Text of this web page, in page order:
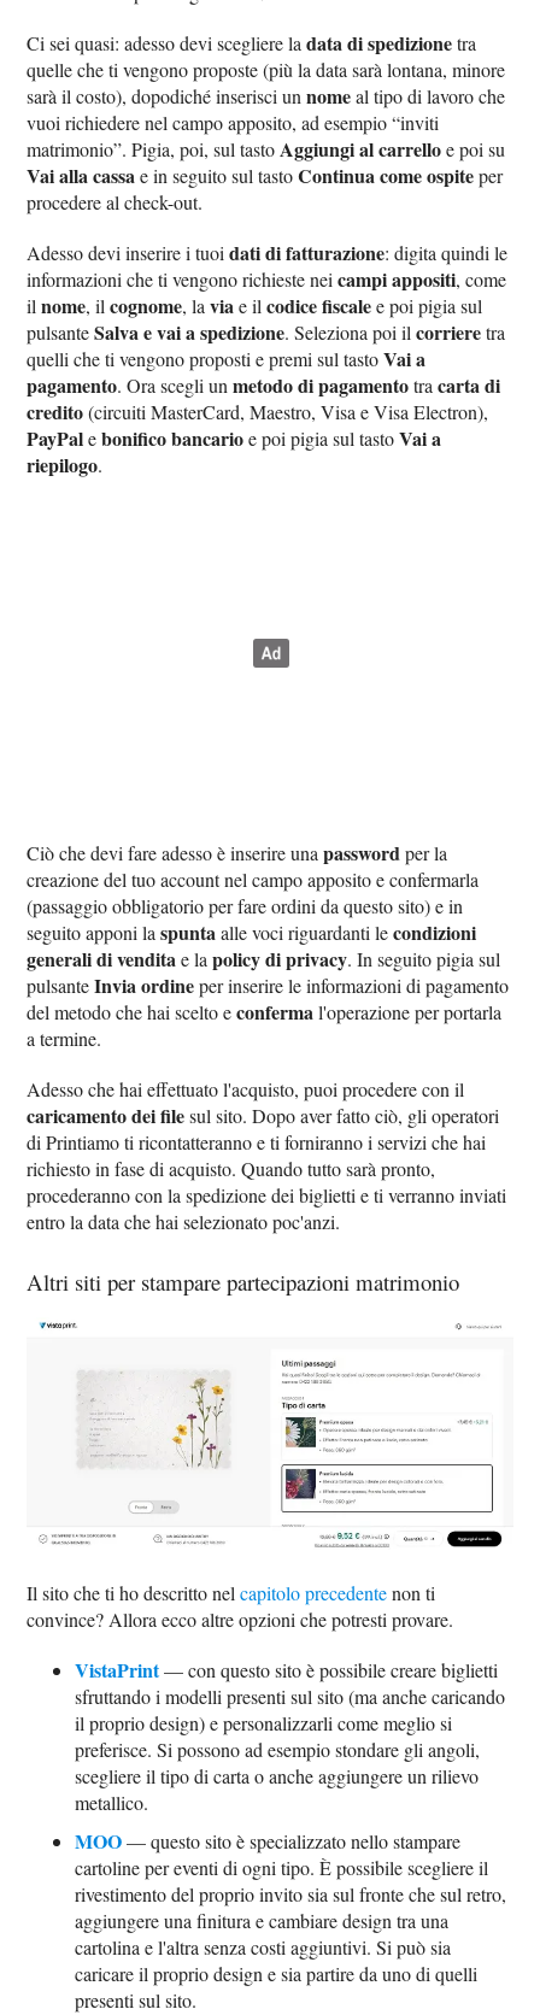
Ci sei quasi: adesso devi scegliere ladata di spedizionetra
quelle che ti vengono proposte (più la data sarà lontana, minore
sarà il costo), dopodiché inserisci unnomeal tipo di lavoro che
vuoi richiedere nel campo apposito, ad esempio “inviti
matrimonio”. Pigia, poi, sul tastoAggiungi al carrelloe poi su
Vai alla cassae in seguito sul tastoContinua come ospiteper
procedere al check-out.
Adesso devi inserire i tuoidati di fatturazione: digita quindi le
informazioni che ti vengono richieste neicampi appositi, come
ilnome, ilcognome, laviae ilcodice fiscalee poi pigia sul
pulsanteSalva e vai a spedizione. Seleziona poi ilcorrieretra
quelli che ti vengono proposti e premi sul tastoVai a
pagamento. Ora scegli unmetodo di pagamentotracarta di
credito(circuiti MasterCard, Maestro, Visa e Visa Electron),
PayPalebonifico bancarioe poi pigia sul tastoVai a
riepilogo.
Ciò che devi fare adesso è inserire unapasswordper la
creazione del tuo account nel campo apposito e confermarla
(passaggio obbligatorio per fare ordini da questo sito) e in
seguito apponi laspuntaalle voci riguardanti lecondizioni
generali di venditae lapolicy di privacy. In seguito pigia sul
pulsanteInvia ordineper inserire le informazioni di pagamento
del metodo che hai scelto econfermal'operazione per portarla
a termine.
Adesso che hai effettuato l'acquisto, puoi procedere con il
caricamento dei filesul sito. Dopo aver fatto ciò, gli operatori
di Printiamo ti ricontatteranno e ti forniranno i servizi che hai
richiesto in fase di acquisto. Quando tutto sarà pronto,
procederanno con la spedizione dei biglietti e ti verranno inviati
entro la data che hai selezionato poc'anzi.
Altri siti per stampare partecipazioni matrimonio
Il sito che ti ho descritto nelcapitolo precedentenon ti
convince? Allora ecco altre opzioni che potresti provare.
VistaPrint— con questo sito è possibile creare biglietti
sfruttando i modelli presenti sul sito (ma anche caricando
il proprio design) e personalizzarli come meglio si
preferisce. Si possono ad esempio stondare gli angoli,
scegliere il tipo di carta o anche aggiungere un rilievo
metallico.
MOO— questo sito è specializzato nello stampare
cartoline per eventi di ogni tipo. È possibile scegliere il
rivestimento del proprio invito sia sul fronte che sul retro,
aggiungere una finitura e cambiare design tra una
cartolina e l'altra senza costi aggiuntivi. Si può sia
caricare il proprio design e sia partire da uno di quelli
presenti sul sito.